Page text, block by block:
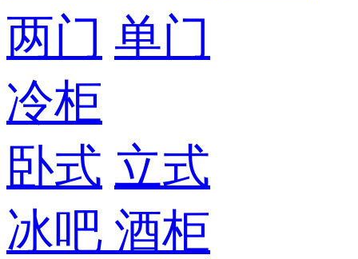
两门 单门
冷柜
卧式 立式
冰吧 酒柜